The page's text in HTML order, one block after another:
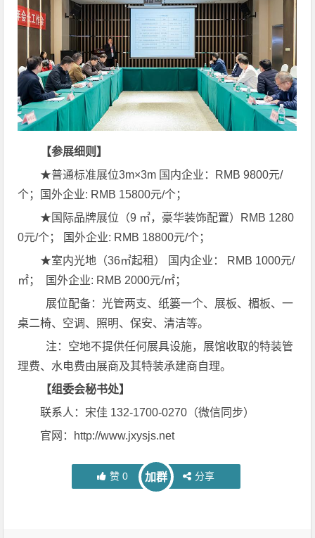
【参展细则】
★普通标准展位3m×3m 国内企业：RMB 9800元/
个；国外企业: RMB 15800元/个；
★国际品牌展位（9 ㎡，豪华装饰配置）RMB 1280
0元/个； 国外企业: RMB 18800元/个；
★室内光地（36㎡起租） 国内企业： RMB 1000元/
㎡； 国外企业: RMB 2000元/㎡；
展位配备：光管两支、纸篓一个、展板、楣板、一
桌二椅、空调、照明、保安、清洁等。
注：空地不提供任何展具设施，展馆收取的特装管
理费、水电费由展商及其特装承建商自理。
【组委会秘书处】
联系人：宋佳 132-1700-0270（微信同步）
官网：http://www.jxysjs.net
赞 0 加群 分享